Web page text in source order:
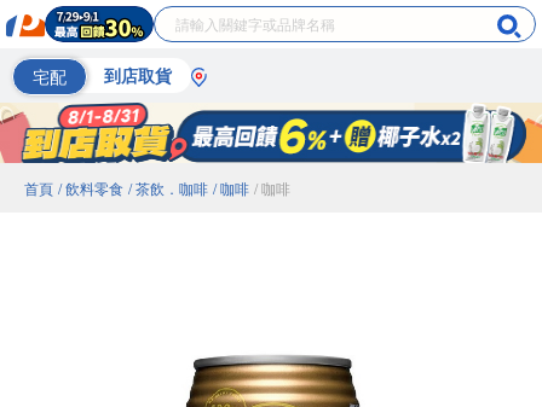
宅配 到店取貨
首頁 / 飲料零食 / 茶飲．咖啡 / 咖啡 / 咖啡